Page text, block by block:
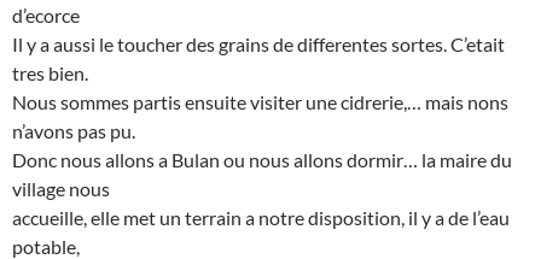
d’ecorce
Il y a aussi le toucher des grains de differentes sortes. C’etait
tres bien.
Nous sommes partis ensuite visiter une cidrerie,… mais nons
n’avons pas pu.
Donc nous allons a Bulan ou nous allons dormir… la maire du
village nous
accueille, elle met un terrain a notre disposition, il y a de l’eau
potable,